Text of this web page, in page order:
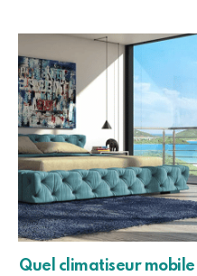
Quel climatiseur